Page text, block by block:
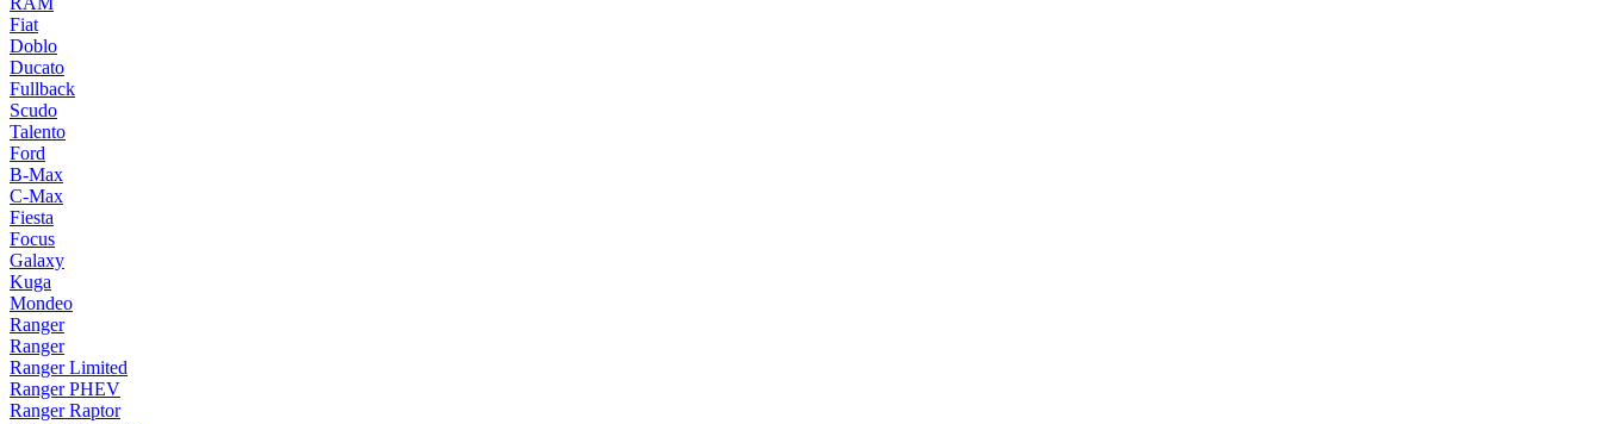
Fiat
Doblo
Ducato
Fullback
Scudo
Talento
Ford
B-Max
C-Max
Fiesta
Focus
Galaxy
Kuga
Mondeo
Ranger
Ranger
Ranger Limited
Ranger PHEV
Ranger Raptor